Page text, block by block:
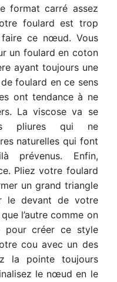
format carré assez
foulard est trop
ce nœud. Vous
un foulard en coton
ayant toujours une
foulard en ce sens
ont tendance à ne
La viscose va se
pliures qui ne
naturelles qui font
prévenus. Enfin,
Pliez votre foulard
un grand triangle
le devant de votre
l’autre comme on
créer ce style
cou avec un des
la pointe toujours
le nœud en le